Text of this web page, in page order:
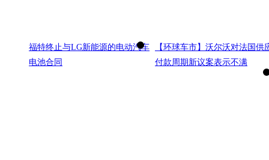
福特终止与LG新能源的电动汽车
电池合同
【环球车市】沃尔沃对法国供
付款周期新议案表示不满